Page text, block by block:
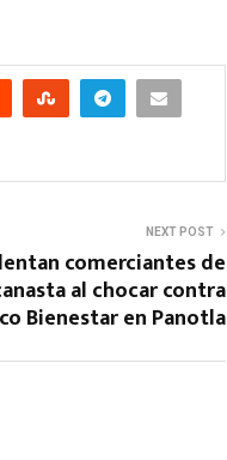
NEXT POST
comerciantes de
al chocar contra
Bienestar en Panotla